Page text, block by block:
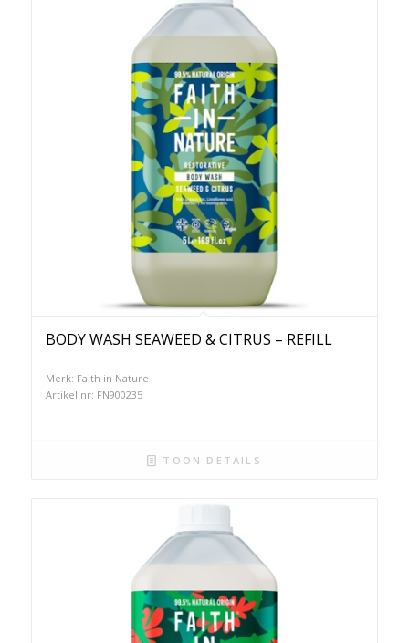
BODY WASH SEAWEED & CITRUS – REFILL
Merk: Faith in Nature
Artikel nr: FN900235
TOON DETAILS